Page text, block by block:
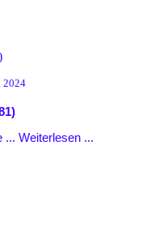
2024
... Weiterlesen ...